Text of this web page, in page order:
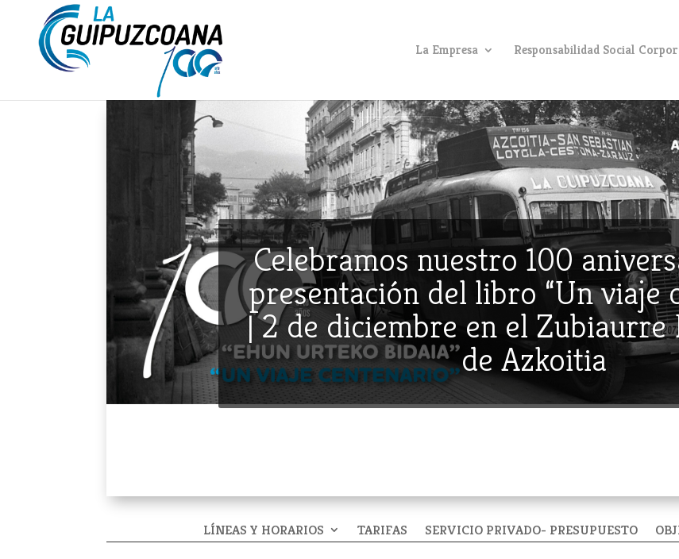
La Empresa Responsabilidad Social
Celebramos nuestro 100
presentación del libro “Un viaje
| 2 de diciembre en el Zubiaurre
de Azkoitia
LÍNEAS Y HORARIOS TARIFAS SERVICIO PRIVADO- PRESUPUESTO